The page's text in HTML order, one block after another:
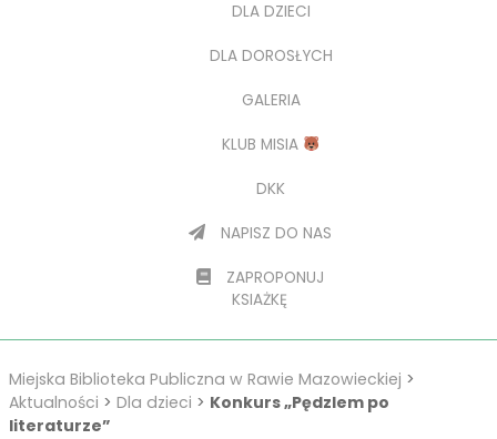
DLA DZIECI
DLA DOROSŁYCH
GALERIA
KLUB MISIA
DKK
NAPISZ DO NAS
ZAPROPONUJ
KSIAŻKĘ
Miejska Biblioteka Publiczna w Rawie Mazowieckiej >
Aktualności > Dla dzieci > Konkurs „Pędzlem po
literaturze”